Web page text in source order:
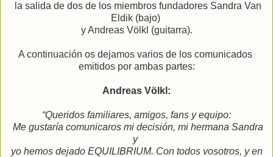
la salida de dos de los miembros fundadores Sandra Van
Eldik (bajo)
y Andreas Völkl (guitarra).
A continuación os dejamos varios de los comunicados
emitidos por ambas partes:
Andreas Völkl:
“Queridos familiares, amigos, fans y equipo:
Me gustaría comunicaros mi decisión, mi hermana Sandra
y
yo hemos dejado EQUILIBRIUM. Con todos vosotros, y en